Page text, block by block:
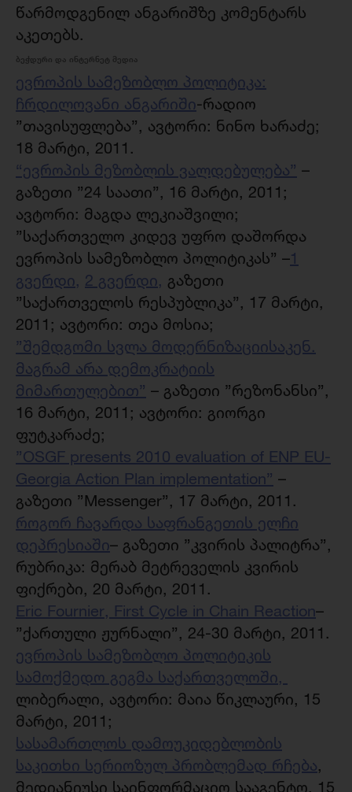
წარმოდგენილ ანგარიშზე კომენტარს
აკეთებს.
ბეჭდური და ინტერნეტ მედია
ევროპის სამეზობლო პოლიტიკა:
ჩრდილოვანი ანგარიში-რადიო
”თავისუფლება”, ავტორი: ნინო ხარაძე;
18 მარტი, 2011.
“ევროპის მეზობლის ვალდებულება” –
გაზეთი ”24 საათი”, 16 მარტი, 2011;
ავტორი: მაგდა ლეკიაშვილი;
”საქართველო კიდევ უფრო დაშორდა
ევროპის სამეზობლო პოლიტიკას” –1
გვერდი, 2 გვერდი, გაზეთი
”საქართველოს რესპუბლიკა”, 17 მარტი,
2011; ავტორი: თეა მოსია;
”შემდგომი სვლა მოდერნიზაციისაკენ.
მაგრამ არა დემოკრატიის
მიმართულებით” – გაზეთი ”რეზონანსი”,
16 მარტი, 2011; ავტორი: გიორგი
ფუტკარაძე;
”OSGF presents 2010 evaluation of ENP EU-
Georgia Action Plan implementation” –
გაზეთი ”Messenger”, 17 მარტი, 2011.
როგორ ჩავარდა საფრანგეთის ელჩი
დეპრესიაში– გაზეთი ”კვირის პალიტრა”,
რუბრიკა: მერაბ მეტრეველის კვირის
ფიქრები, 20 მარტი, 2011.
Eric Fournier, First Cycle in Chain Reaction–
”ქართული ჟურნალი”, 24-30 მარტი, 2011.
ევროპის სამეზობლო პოლიტიკის
სამოქმედო გეგმა საქართველოში,
ლიბერალი, ავტორი: მაია წიკლაური, 15
მარტი, 2011;
სასამართლოს დამოუკიდებლობის
საკითხი სერიოზულ პრობლემად რჩება,
მედიანიუსი საინფორმაციო სააგენტო, 15